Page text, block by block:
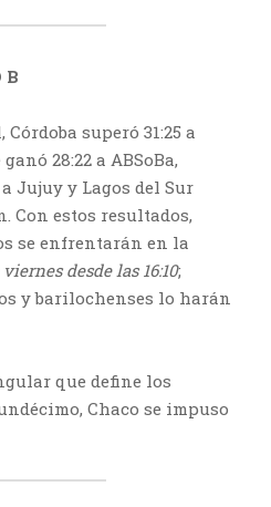
B
superó 31:25 a
28:22 a ABSoBa,
Jujuy y Lagos del Sur
Con estos resultados,
se enfrentarán en la
viernes desde las 16:10;
y barilochenses lo harán
que define los
Chaco se impuso